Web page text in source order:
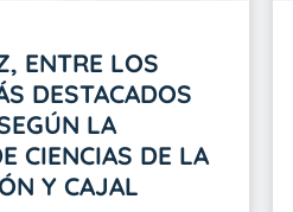
ENTRE LOS
DESTACADOS
LA
CIENCIAS DE LA
Y CAJAL